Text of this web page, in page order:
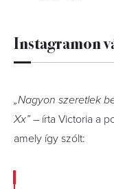
Instagramon
„Nagyon szeretlek
Xx” – írta Victoria a
amely így szólt: